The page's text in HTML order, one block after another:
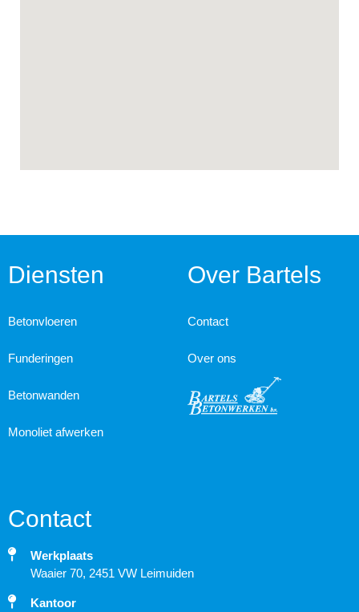
Diensten
Betonvloeren
Funderingen
Betonwanden
Monoliet afwerken
Over Bartels
Contact
Over ons
Contact
Werkplaats
Waaier 70, 2451 VW Leimuiden
Kantoor